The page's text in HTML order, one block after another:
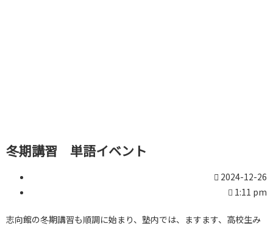
冬期講習 単語イベント
2024-12-26
1:11 pm
志向館の冬期講習も順調に始まり、塾内では、ますます、高校生み